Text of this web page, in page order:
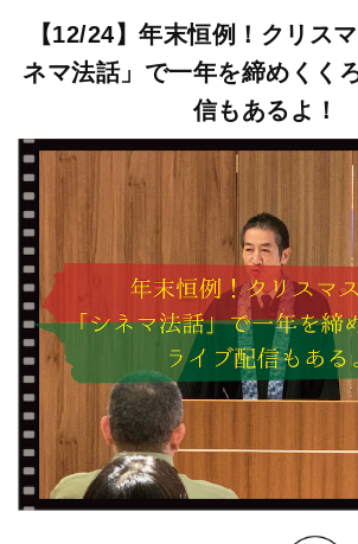
【12/24】年末恒例！クリス
ネマ法話」で一年を締めくく
信もあるよ！